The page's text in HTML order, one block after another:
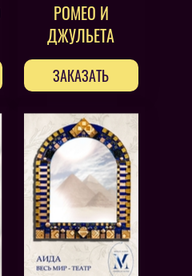
РОМЕО И
ДЖУЛЬЕТА
ЗАКАЗАТЬ